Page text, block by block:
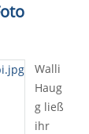
Walli
Haug
g ließ
ihr